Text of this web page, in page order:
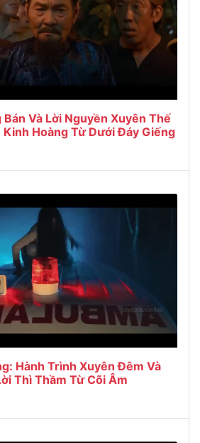
Bán Và Lời Nguyền Xuyên Thế
Kinh Hoàng Từ Dưới Đáy Giếng
Hành Trình Xuyên Đêm Và
Thì Thầm Từ Cõi Âm